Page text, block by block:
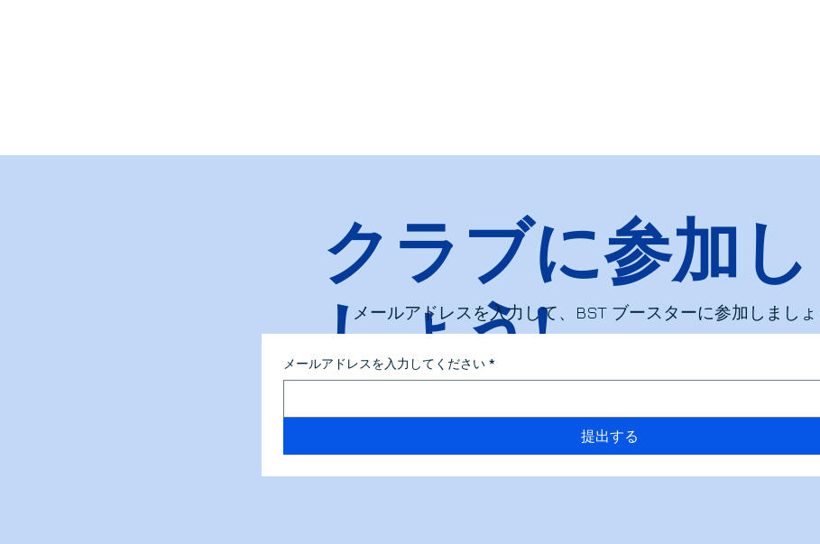
クラブに参加し
しょう!
メールアドレスを入力して、BST ブースターに参加しましょ
メールアドレスを入力してください *
提出する